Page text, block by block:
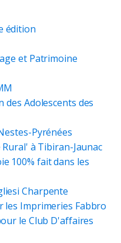
édition
et Patrimoine
Adolescents des
Pyrénées
à Tibiran-Jaunac
100% fait dans les
Charpente
les Imprimeries Fabbro
le Club D'affaires